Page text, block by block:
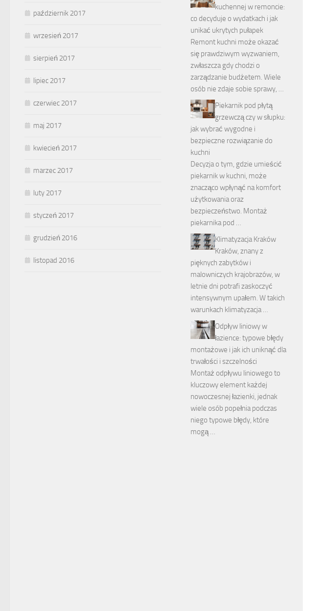
październik 2017
wrzesień 2017
sierpień 2017
lipiec 2017
czerwiec 2017
maj 2017
kwiecień 2017
marzec 2017
luty 2017
styczeń 2017
grudzień 2016
listopad 2016
kuchennej w remoncie:
co decyduje o wydatkach i jak
unikać ukrytych pułapek
Remont kuchni może okazać
się prawdziwym wyzwaniem,
zwłaszcza gdy chodzi o
zarządzanie budżetem. Wiele
osób nie zdaje sobie sprawy, …
Piekarnik pod płytą
grzewczą czy w słupku:
jak wybrać wygodne i
bezpieczne rozwiązanie do
kuchni
Decyzja o tym, gdzie umieścić
piekarnik w kuchni, może
znacząco wpłynąć na komfort
użytkowania oraz
bezpieczeństwo. Montaż
piekarnika pod …
Klimatyzacja Kraków
Kraków, znany z
pięknych zabytków i
malowniczych krajobrazów, w
letnie dni potrafi zaskoczyć
intensywnym upałem. W takich
warunkach klimatyzacja …
Odpływ liniowy w
łazience: typowe błędy
montażowe i jak ich uniknąć dla
trwałości i szczelności
Montaż odpływu liniowego to
kluczowy element każdej
nowoczesnej łazienki, jednak
wiele osób popełnia podczas
niego typowe błędy, które
mogą …